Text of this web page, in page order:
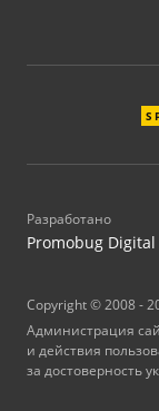
Разработано
Promobug Digital
Copyright © 2008 -
Администрация
и действия
за достоверность